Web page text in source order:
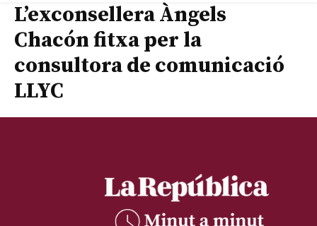
L’exconsellera Àngels
Chacón fitxa per la
consultora de comunicació
LLYC